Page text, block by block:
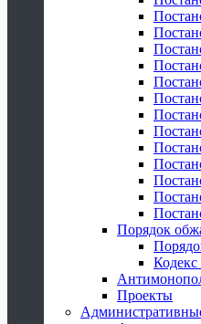
Порядок
Кодекс
Проекты